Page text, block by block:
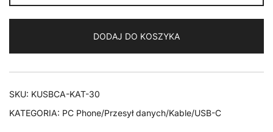
USB-
-
USB
3.2
KĄTOWY
DODAJ DO KOSZYKA
SKU: KUSBCA-KAT-30
KATEGORIA: PC Phone/Przesył danych/Kable/USB-C